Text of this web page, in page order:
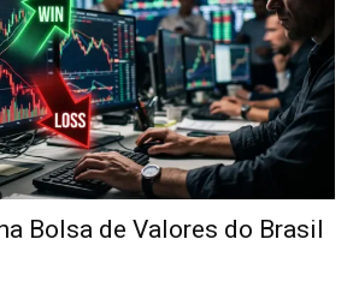
Bolsa de Valores do Brasil